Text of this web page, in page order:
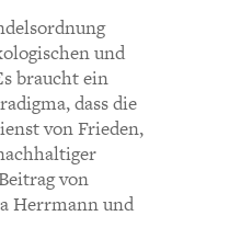
Sie über unsere
und
braucht ein
dass die
von Frieden,
von
Herrmann und
welche Schritte zur